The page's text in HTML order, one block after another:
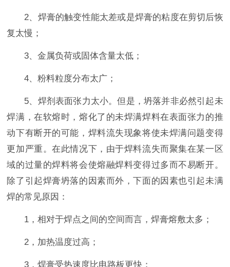
2、焊膏的触变性能太差或是焊膏的粘度在剪切后恢
复太慢；
3、金属负荷或固体含量太低；
4、粉料粒度分布太广；
5、焊剂表面张力太小。但是，坍落并非必然引起未
焊满，在软熔时，熔化了的未焊满焊料在表面张力的推
动下有断开的可能，焊料流失现象将使未焊满问题变得
更加严重。在此情况下，由于焊料流失而聚集在某一区
域的过量的焊料将会使熔融焊料变得过多而不易断开。
除了引起焊膏坍落的因素而外，下面的因素也引起未满
焊的常见原因：
1，相对于焊点之间的空间而言，焊膏熔敷太多；
2，加热温度过高；
3，焊膏受热速度比电路板更快；